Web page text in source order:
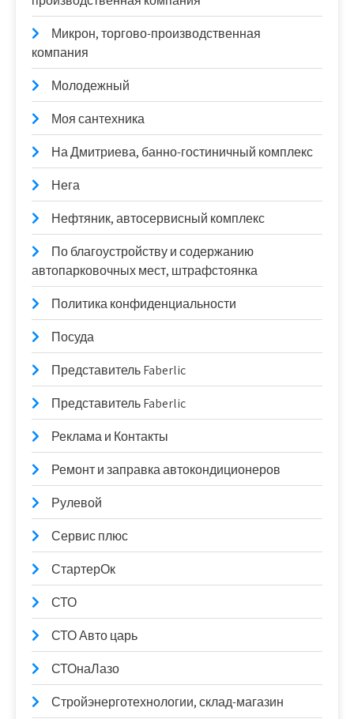
Микрон, торгово-производственная
компания
Молодежный
Моя сантехника
На Дмитриева, банно-гостиничный комплекс
Нега
Нефтяник, автосервисный комплекс
По благоустройству и содержанию
автопарковочных мест, штрафстоянка
Политика конфиденциальности
Посуда
Представитель Faberlic
Представитель Faberlic
Реклама и Контакты
Ремонт и заправка автокондиционеров
Рулевой
Сервис плюс
СтартерОк
СТО
СТО Авто царь
СТОнаЛазо
Стройэнерготехнологии, склад-магазин